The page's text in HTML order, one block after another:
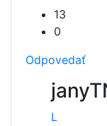
13
0
Odpovedať
L